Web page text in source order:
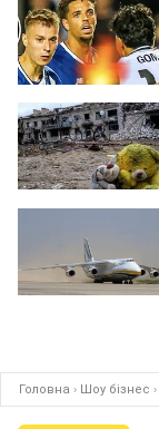
Головна › Шоу бізнес ›